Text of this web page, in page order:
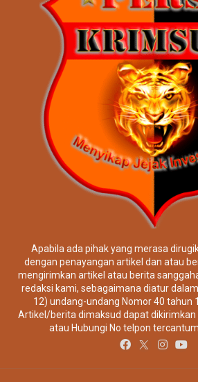
Apabila ada pihak yang merasa
dengan penayangan artikel dan atau
mengirimkan artikel atau berita
redaksi kami, sebagaimana diatur
12) undang-undang Nomor 40 tahun
Artikel/berita dimaksud dapat dikirimkan
atau Hubungi No telpon